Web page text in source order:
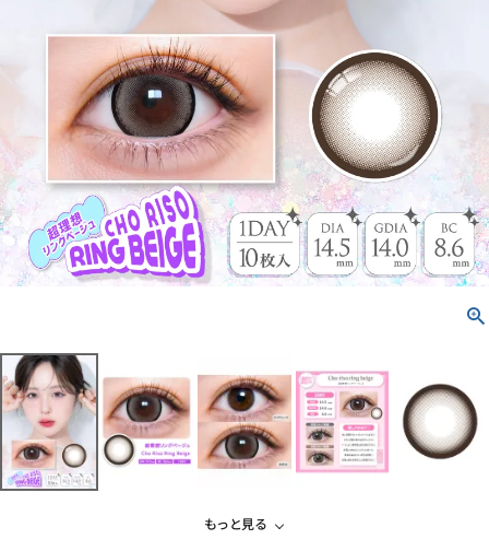
お支払い方法について
お買い物ガイド
お問い合わせ
よくあるご質問
もっと見る